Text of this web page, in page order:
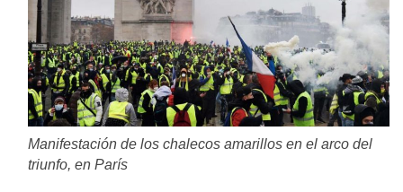
Manifestación de los chalecos amarillos en el arco del
triunfo, en París